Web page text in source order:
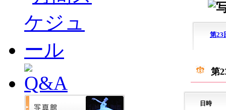
第23
第
日時